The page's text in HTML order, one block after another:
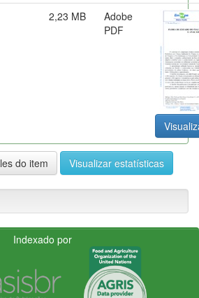
2,23 MB
Adobe
PDF
do item Visualizar estatísticas
Indexado por